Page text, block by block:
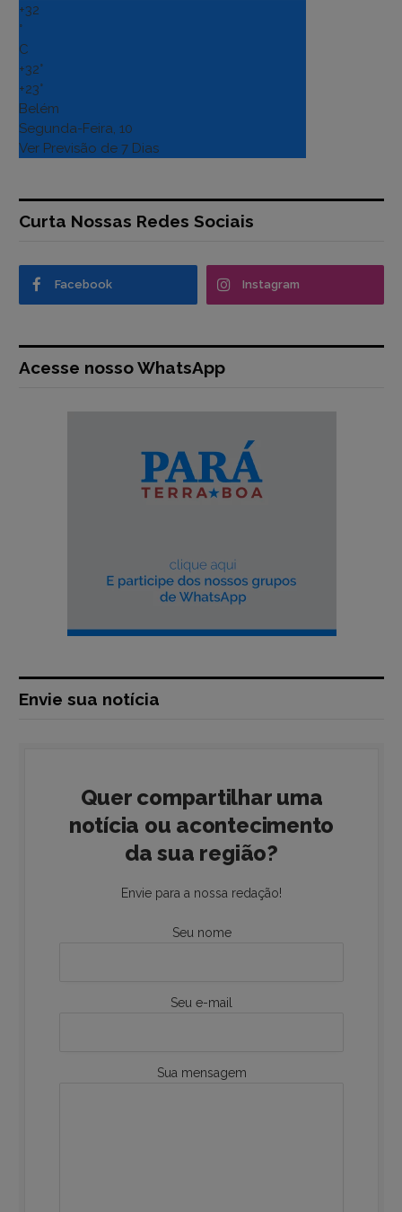
+32
°
C
+32°
+23°
Belém
Segunda-Feira, 10
Ver Previsão de 7 Dias
Curta Nossas Redes Sociais
Facebook Instagram
Acesse nosso WhatsApp
Envie sua notícia
Quer compartilhar uma
notícia ou acontecimento
da sua região?
Envie para a nossa redação!
Seu nome
Seu e-mail
Sua mensagem